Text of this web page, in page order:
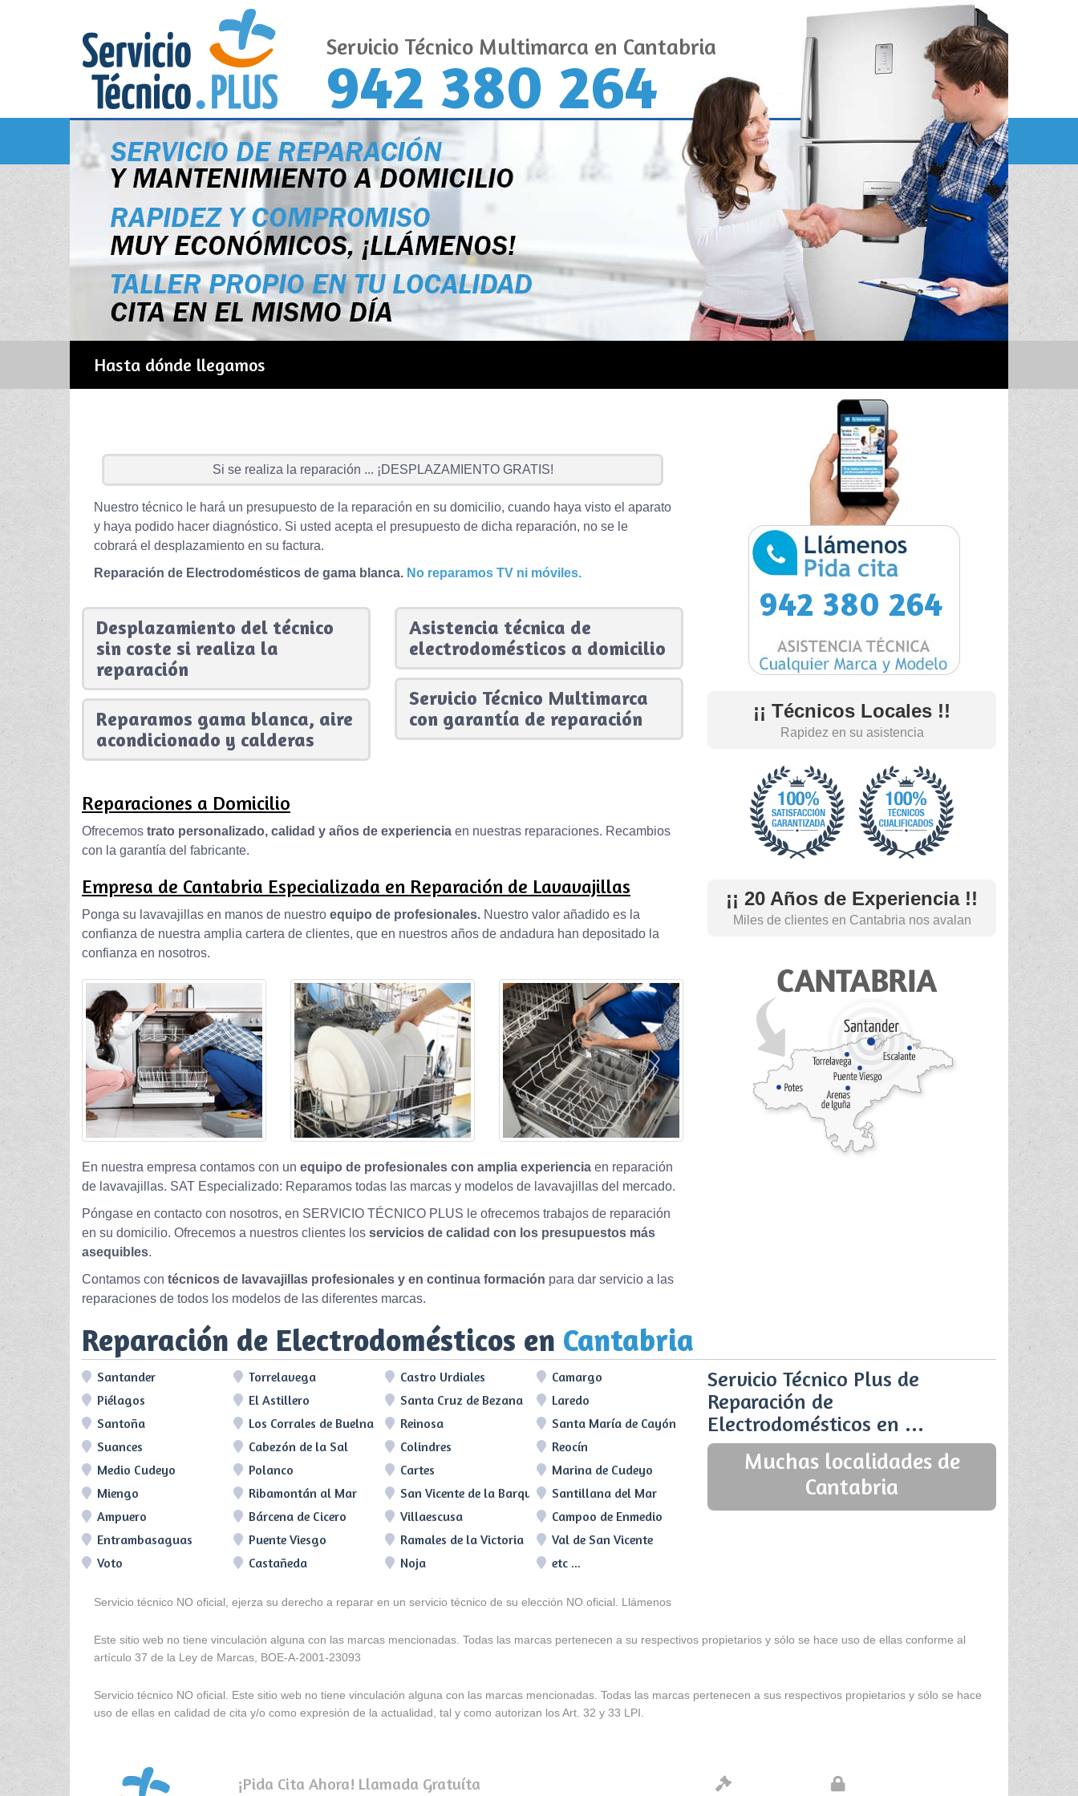
Servicio Técnico Multimarca en Cantabria
942 380 264
Hasta dónde llegamos
Si se realiza la reparación ... ¡DESPLAZAMIENTO GRATIS!
Nuestro técnico le hará un presupuesto de la reparación en su domicilio, cuando haya visto el aparato
y haya podido hacer diagnóstico. Si usted acepta el presupuesto de dicha reparación, no se le
cobrará el desplazamiento en su factura.
Reparación de Electrodomésticos de gama blanca. No reparamos TV ni móviles.
Desplazamiento del técnico
sin coste si realiza la
reparación
Reparamos gama blanca, aire
acondicionado y calderas
Asistencia técnica de
electrodomésticos a domicilio
Servicio Técnico Multimarca
con garantía de reparación
Reparaciones a Domicilio
Ofrecemos trato personalizado, calidad y años de experiencia en nuestras reparaciones. Recambios
con la garantía del fabricante.
Empresa de Cantabria Especializada en Reparación de Lavavajillas
Ponga su lavavajillas en manos de nuestro equipo de profesionales. Nuestro valor añadido es la
confianza de nuestra amplia cartera de clientes, que en nuestros años de andadura han depositado la
confianza en nosotros.
En nuestra empresa contamos con un equipo de profesionales con amplia experiencia en reparación
de lavavajillas. SAT Especializado: Reparamos todas las marcas y modelos de lavavajillas del mercado.
Póngase en contacto con nosotros, en SERVICIO TÉCNICO PLUS le ofrecemos trabajos de reparación
en su domicilio. Ofrecemos a nuestros clientes los servicios de calidad con los presupuestos más
asequibles.
Contamos con técnicos de lavavajillas profesionales y en continua formación para dar servicio a las
reparaciones de todos los modelos de las diferentes marcas.
942 380 264
¡¡ Técnicos Locales !!
Rapidez en su asistencia
¡¡ 20 Años de Experiencia !!
Miles de clientes en Cantabria nos avalan
Reparación de Electrodomésticos en Cantabria
Santander Torrelavega Castro Urdiales
Camargo
Piélagos
El Astillero Santa Cruz de Bezana
Laredo
Santoña
Los Corrales de Buelna Reinosa
Santa María de Cayón
Suances
Cabezón de la Sal Colindres
Reocín
Medio Cudeyo
Polanco Cartes
Marina de Cudeyo
Miengo
Ribamontán al Mar San Vicente de la Barquera Santillana del Mar
Ampuero
Bárcena de Cicero Villaescusa
Campoo de Enmedio
Entrambasaguas
Puente Viesgo Ramales de la Victoria
Val de San Vicente
Voto
Castañeda Noja etc ...
Servicio Técnico Plus de
Reparación de
Electrodomésticos en ...
Muchas localidades de
Cantabria
Servicio técnico NO oficial, ejerza su derecho a reparar en un servicio técnico de su elección NO oficial. Llámenos
Este sitio web no tiene vinculación alguna con las marcas mencionadas. Todas las marcas pertenecen a su respectivos propietarios y sólo se hace uso de ellas conforme al
artículo 37 de la Ley de Marcas, BOE-A-2001-23093
Servicio técnico NO oficial. Este sitio web no tiene vinculación alguna con las marcas mencionadas. Todas las marcas pertenecen a sus respectivos propietarios y sólo se hace
uso de ellas en calidad de cita y/o como expresión de la actualidad, tal y como autorizan los Art. 32 y 33 LPI.
¡Pida Cita Ahora! Llamada Gratuíta